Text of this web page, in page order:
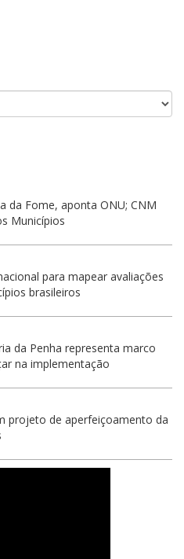
da Fome, aponta ONU; CNM
Municípios
para mapear avaliações
brasileiros
da Penha representa marco
na implementação
projeto de aperfeiçoamento da